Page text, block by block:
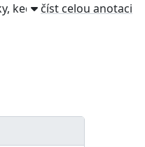
keďže táto c ...
číst celou anotaci